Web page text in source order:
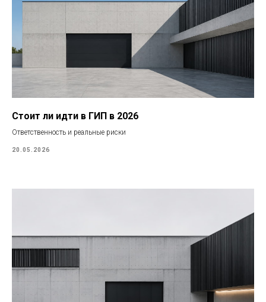
Стоит ли идти в ГИП в 2026
Ответственность и реальные риски
20.05.2026